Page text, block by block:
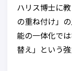
ハリス博士に
の重ね付け」
能の一体化で
替え」という